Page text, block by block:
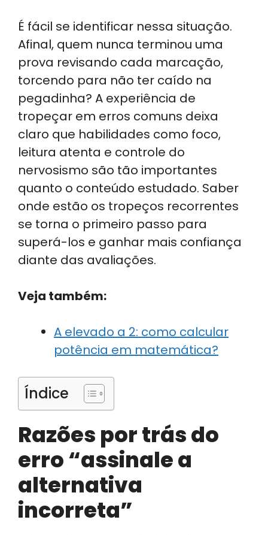
É fácil se identificar nessa situação.
Afinal, quem nunca terminou uma
prova revisando cada marcação,
torcendo para não ter caído na
pegadinha? A experiência de
tropeçar em erros comuns deixa
claro que habilidades como foco,
leitura atenta e controle do
nervosismo são tão importantes
quanto o conteúdo estudado. Saber
onde estão os tropeços recorrentes
se torna o primeiro passo para
superá-los e ganhar mais confiança
diante das avaliações.
Veja também:
A elevado a 2: como calcular
potência em matemática?
Índice
Razões por trás do
erro “assinale a
alternativa
incorreta”